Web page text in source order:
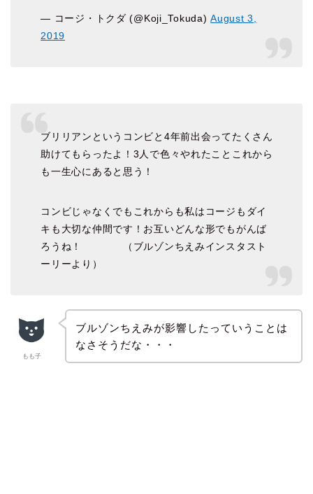
— コージ・トクダ (@Koji_Tokuda)August 3,
2019
ブリリアンというコンビと4年前出会ってたくさん
助けてもらったよ！3人で色々やれたことこれから
も一生心にあると思う！
コンビじゃなくでもこれからも私はコージもダイ
キも大切な仲間です！お互いどんな形でもがんば
ろうね！ （ブルゾンちえみインスタスト
ーリーより）
もも子
ブルゾンちえみが影響したっていうことは
なさそうだな・・・